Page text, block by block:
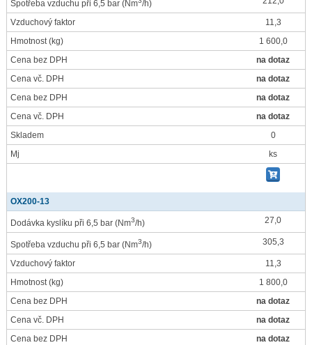
Spotřeba vzduchu při 6,5 bar (Nm /h)
Vzduchový faktor
11,3
Hmotnost(kg)
1 600,0
Cena bez DPH
na dotaz
Cena vč. DPH
na dotaz
Cena bez DPH
na dotaz
Cena vč. DPH
na dotaz
Skladem
0
Mj
ks
OX200-13
Dodávka kyslíku při 6,5 bar (Nm3/h) 27,0
Spotřeba vzduchu při 6,5 bar (Nm3/h) 305,3
Vzduchový faktor
11,3
Hmotnost(kg)
1 800,0
Cena bez DPH
na dotaz
Cena vč. DPH
na dotaz
Cena bez DPH
na dotaz